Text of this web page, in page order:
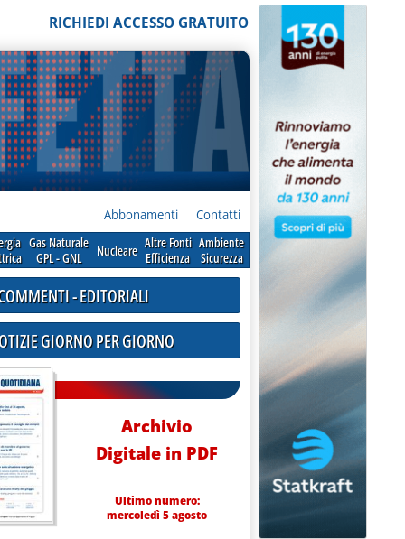
RICHIEDI ACCESSO GRATUITO
Abbonamenti Contatti
Gas Naturale
GPL - GNL
Nucleare Altre Fonti
Efficienza
Ambiente
Sicurezza
- EDITORIALI
GIORNO PER GIORNO
Archivio
Digitale in PDF
Ultimo numero:
mercoledì 5 agosto